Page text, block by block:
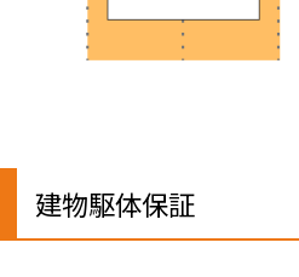
建物駆体保証